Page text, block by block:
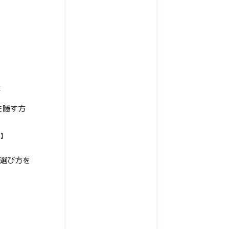
す方
び方を